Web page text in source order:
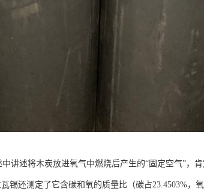
讲述将木炭放进氧气中燃烧后产生的“固定空气”，
锡还测定了它含碳和氧的质量比（碳占23.4503%，